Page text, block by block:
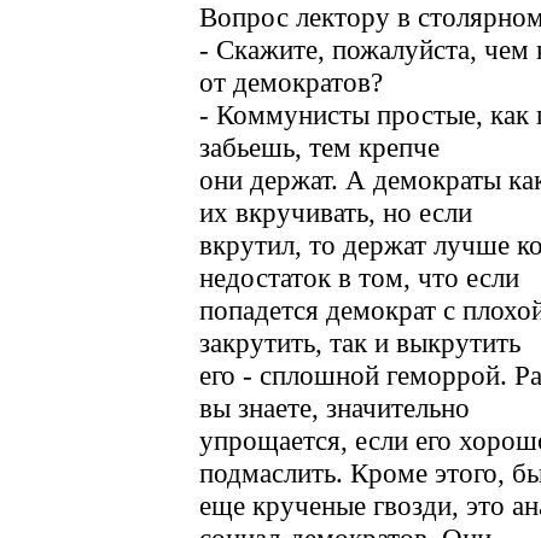
Вопрос лектору в
- Скажите, пожалуйста,
от демократов?
- Коммунисты простые, как
забьешь, тем крепче
они держат. А демократы
их вкручивать, но если
вкрутил, то держат лучше
недостаток в том, что если
попадется демократ с
закрутить, так и выкрутить
его - сплошной геморрой.
вы знаете, значительно
упрощается, если его
подмаслить. Кроме этого,
еще крученые гвозди, это